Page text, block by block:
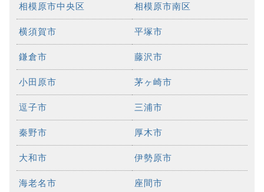
相模原市中央区 相模原市南区
横須賀市 平塚市
鎌倉市 藤沢市
小田原市 茅ヶ崎市
逗子市 三浦市
秦野市 厚木市
大和市 伊勢原市
海老名市 座間市